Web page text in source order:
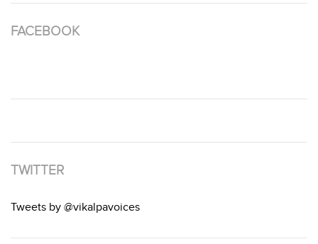
FACEBOOK
TWITTER
Tweets by @vikalpavoices